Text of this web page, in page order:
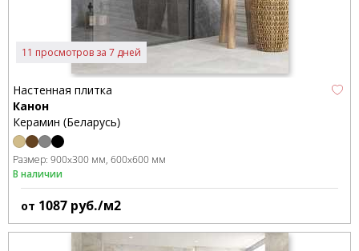
11 просмотров за 7 дней
Настенная плитка
Канон
Керамин (Беларусь)
Размер: 900x300 мм 600x600 мм
В наличии
от 1087 руб./м2